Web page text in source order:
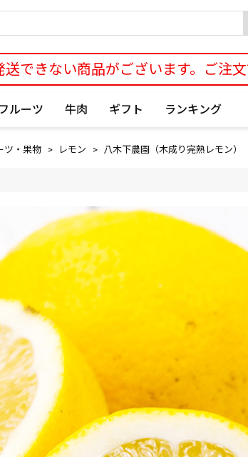
できない商品がございます。ご注
フルーツ 牛肉 ギフト ランキング
ツ・果物 レモン 八木下農園（木成り完熟レモン）